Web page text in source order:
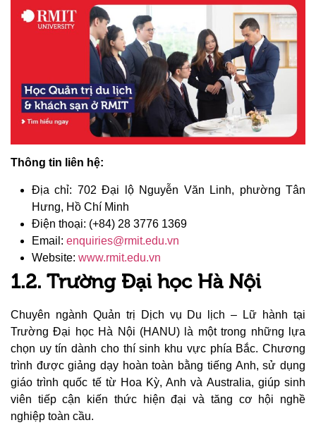
Thông tin liên hệ:
Địa chỉ: 702 Đại lộ Nguyễn Văn Linh, phường Tân
Hưng, Hồ Chí Minh
Điện thoại: (+84) 28 3776 1369
Email: enquiries@rmit.edu.vn
Website: www.rmit.edu.vn
1.2. Trường Đại học Hà Nội
Chuyên ngành Quản trị Dịch vụ Du lịch – Lữ hành tại
Trường Đại học Hà Nội (HANU) là một trong những lựa
chọn uy tín dành cho thí sinh khu vực phía Bắc. Chương
trình được giảng dạy hoàn toàn bằng tiếng Anh, sử dụng
giáo trình quốc tế từ Hoa Kỳ, Anh và Australia, giúp sinh
viên tiếp cận kiến thức hiện đại và tăng cơ hội nghề
nghiệp toàn cầu.